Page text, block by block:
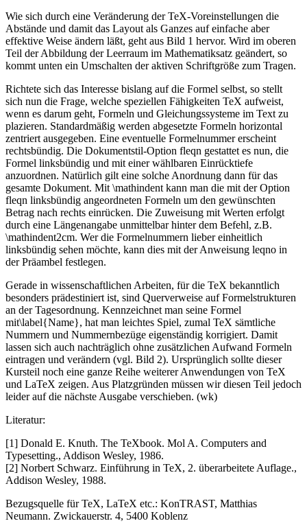
Wie sich durch eine Veränderung der TeX-Voreinstellungen die
Abstände und damit das Layout als Ganzes auf einfache aber
effektive Weise ändern läßt, geht aus Bild 1 hervor. Wird im oberen
Teil der Abbildung der Leerraum im Mathematiksatz geändert, so
kommt unten ein Umschalten der aktiven Schriftgröße zum Tragen.
Richtete sich das Interesse bislang auf die Formel selbst, so stellt
sich nun die Frage, welche speziellen Fähigkeiten TeX aufweist,
wenn es darum geht, Formeln und Gleichungssysteme im Text zu
plazieren. Standardmäßig werden abgesetzte Formeln horizontal
zentriert ausgegeben. Eine eventuelle Formelnummer erscheint
rechtsbündig. Die Dokumentstil-Option fleqn gestattet es nun, die
Formel linksbündig und mit einer wählbaren Einrücktiefe
anzuordnen. Natürlich gilt eine solche Anordnung dann für das
gesamte Dokument. Mit \mathindent kann man die mit der Option
fleqn linksbündig angeordneten Formeln um den gewünschten
Betrag nach rechts einrücken. Die Zuweisung mit Werten erfolgt
durch eine Längenangabe unmittelbar hinter dem Befehl, z.B.
\mathindent2cm. Wer die Formelnummern lieber einheitlich
linksbündig sehen möchte, kann dies mit der Anweisung leqno in
der Präambel festlegen.
Gerade in wissenschaftlichen Arbeiten, für die TeX bekanntlich
besonders prädestiniert ist, sind Querverweise auf Formelstrukturen
an der Tagesordnung. Kennzeichnet man seine Formel
mit\label{Name}, hat man leichtes Spiel, zumal TeX sämtliche
Nummern und Nummernbezüge eigenständig korrigiert. Damit
lassen sich auch nachträglich ohne zusätzlichen Aufwand Formeln
eintragen und verändern (vgl. Bild 2). Ursprünglich sollte dieser
Kursteil noch eine ganze Reihe weiterer Anwendungen von TeX
und LaTeX zeigen. Aus Platzgründen müssen wir diesen Teil jedoch
leider auf die nächste Ausgabe verschieben. (wk)
Literatur:
[1] Donald E. Knuth. The TeXbook. Mol A. Computers and
Typesetting., Addison Wesley, 1986.
[2] Norbert Schwarz. Einführung in TeX, 2. überarbeitete Auflage.,
Addison Wesley, 1988.
Bezugsquelle für TeX, LaTeX etc.: KonTRAST, Matthias
Neumann. Zwickauerstr. 4, 5400 Koblenz